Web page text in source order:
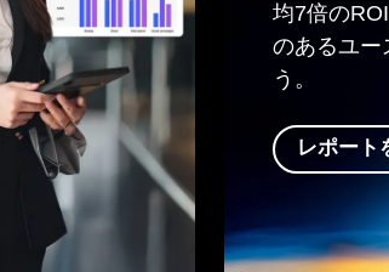
均7倍の
のあるユー
う。
レポート